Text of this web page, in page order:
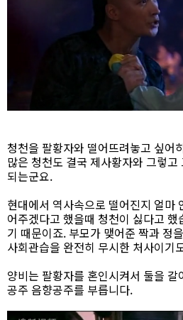
청천을 팔황자와 떨어뜨려놓고 싶어
많은 청천도 결국 제사황자와 그렇
되는군요.
현대에서 역사속으로 떨어진지 얼마
어주겠다고 했을때 청천이 싫다고
기 때문이죠. 부모가 맺어준 짝과 정
사회관습을 완전히 무시한 처사이기
양비는 팔황자를 혼인시켜서 둘을
공주 음향공주를 부릅니다.